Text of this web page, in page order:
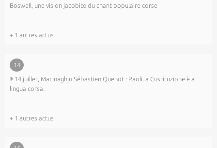
Boswell, une vision jacobite du chant populaire corse
+ 1 autres actus
14
14 juillet, Macinaghju Sébastien Quenot : Paoli, a Custituzione è a
lingua corsa.
+ 1 autres actus